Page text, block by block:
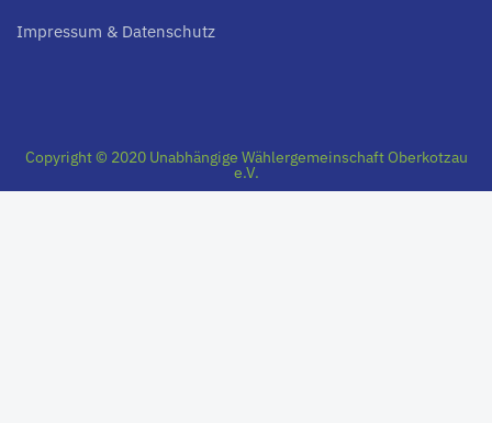
Impressum & Datenschutz
Copyright © 2020 Unabhängige Wählergemeinschaft Oberkotzau
e.V.